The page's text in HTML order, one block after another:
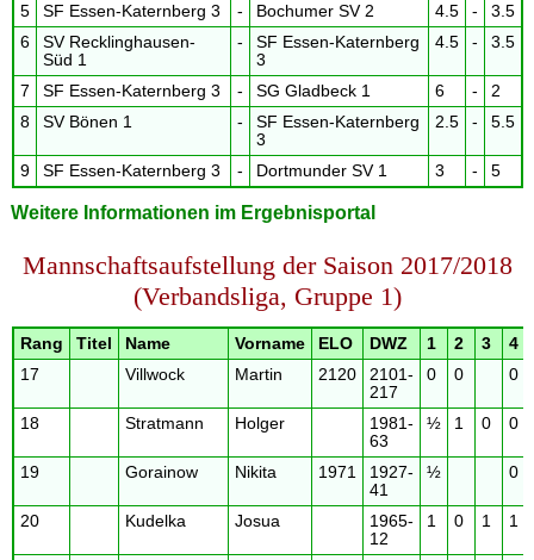
5 SF Essen-Katernberg 3 - Bochumer SV 2 4.5 -
3.5
6
SV Recklinghausen-
Süd 1
-
SF Essen-Katernberg
3
4.5 - 3.5
7 SF Essen-Katernberg 3 - SG Gladbeck 1 6 -
2
8
SV Bönen 1 -
SF Essen-Katernberg
3
2.5 - 5.5
9 SF Essen-Katernberg 3 - Dortmunder SV 1 3 - 5
Weitere Informationen im Ergebnisportal
Mannschaftsaufstellung der Saison 2017/2018
(Verbandsliga, Gruppe 1)
Rang Titel Name Vorname ELO DWZ 1 2 3
4
17
Villwock Martin 2120
2101-
217
0 0 0
18 Stratmann Holger
1981-
63
½ 1 0 0
19 Gorainow Nikita 1971
1927-
41
½ 0
20 Kudelka Josua
1965-
12
1 0 1 1